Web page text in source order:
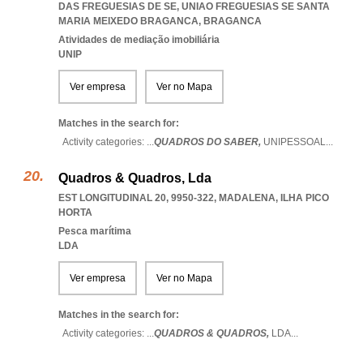
DAS FREGUESIAS DE SE, UNIAO FREGUESIAS SE SANTA
MARIA MEIXEDO BRAGANCA, BRAGANCA
Atividades de mediação imobiliária
UNIP
Ver empresa Ver no Mapa
Matches in the search for:
Activity categories: ...QUADROS DO SABER, UNIPESSOAL...
Quadros & Quadros, Lda
EST LONGITUDINAL 20, 9950-322, MADALENA, ILHA PICO
HORTA
Pesca marítima
LDA
Ver empresa Ver no Mapa
Matches in the search for:
Activity categories: ...QUADROS & QUADROS, LDA...